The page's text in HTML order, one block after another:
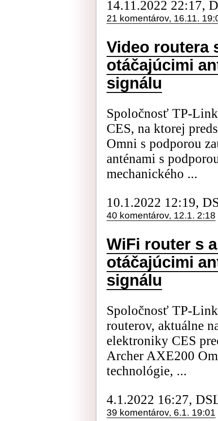
14.11.2022 22:17,
21 komentárov, 16.11.
Video routera
otáčajúcimi
signálu
Spoločnosť TP-
CES, na ktorej
Omni s podporou
anténami s
mechanického ...
10.1.2022 12:19,
40 komentárov, 12.1. 2:18
WiFi router s
otáčajúcimi
signálu
Spoločnosť TP-
routerov, aktuálne
elektroniky CES
Archer AXE200
technológie, ...
4.1.2022 16:27,
39 komentárov, 6.1. 19:01